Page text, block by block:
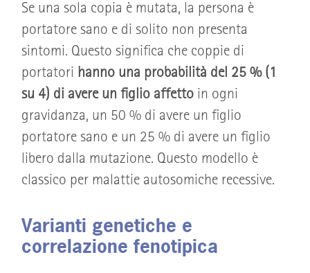
Se una sola copia è mutata, la persona è
portatore sano e di solito non presenta
sintomi. Questo significa che coppie di
portatori hanno una probabilità del 25 % (1
su 4) di avere un figlio affetto in ogni
gravidanza, un 50 % di avere un figlio
portatore sano e un 25 % di avere un figlio
libero dalla mutazione. Questo modello è
classico per malattie autosomiche recessive.
Varianti genetiche e
correlazione fenotipica